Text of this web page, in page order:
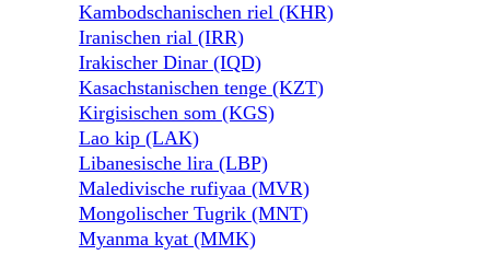
Kambodschanischen riel (KHR)
Iranischen rial (IRR)
Irakischer Dinar (IQD)
Kasachstanischen tenge (KZT)
Kirgisischen som (KGS)
Lao kip (LAK)
Libanesische lira (LBP)
Maledivische rufiyaa (MVR)
Mongolischer Tugrik (MNT)
Myanma kyat (MMK)